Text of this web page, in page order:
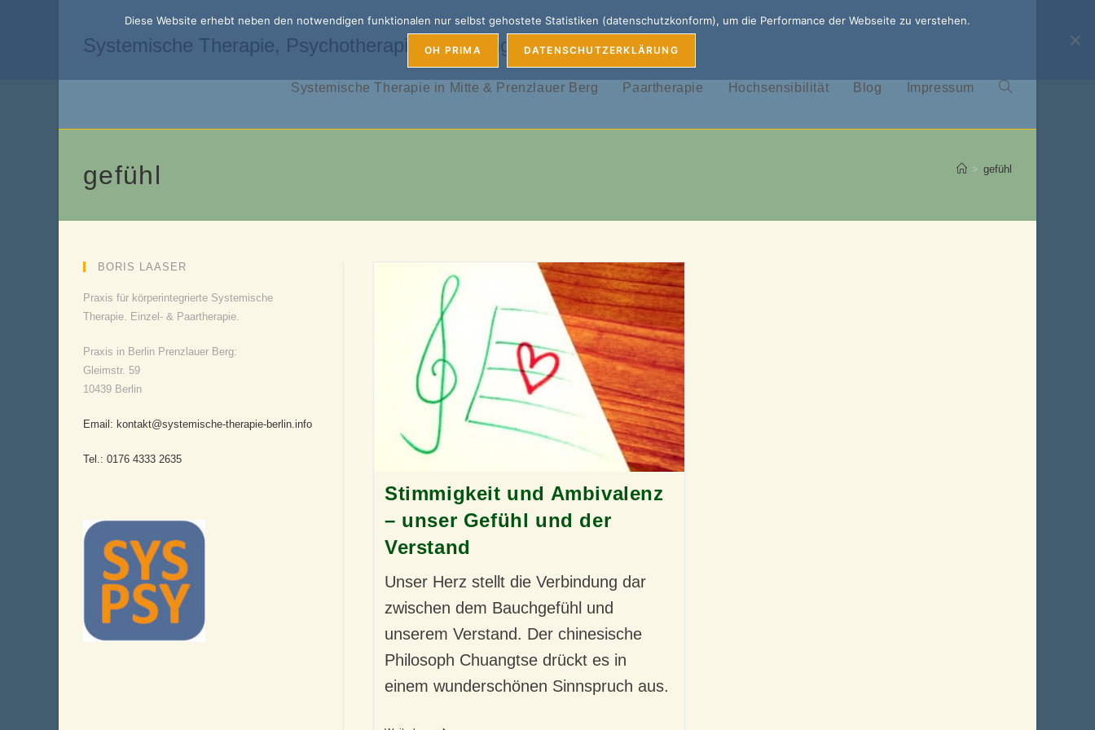
Systemische Therapie, Psychotherapie, Coaching & Supervision
Systemische Therapie in Mitte & Prenzlauer Berg Paartherapie Hochsensibilität Blog Impressum Website-
Suche
umschalten
gefühl > gefühl
BORIS LAASER
Praxis für körperintegrierte Systemische
Therapie. Einzel- & Paartherapie.
Praxis in Berlin Prenzlauer Berg:
Gleimstr. 59
10439 Berlin
Email: kontakt@systemische-therapie-berlin.info
Tel.: 0176 4333 2635
Stimmigkeit und Ambivalenz
– unser Gefühl und der
Verstand
Unser Herz stellt die Verbindung dar
zwischen dem Bauchgefühl und
unserem Verstand. Der chinesische
Philosoph Chuangtse drückt es in
einem wunderschönen Sinnspruch aus.
Diese Website erhebt neben den notwendigen funktionalen nur selbst gehostete Statistiken (datenschutzkonform), um die Performance der Webseite zu verstehen.
OH PRIMA DATENSCHUTZERKLÄRUNG